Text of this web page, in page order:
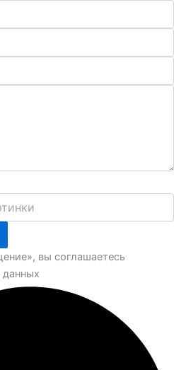
вы соглашаетесь
данных